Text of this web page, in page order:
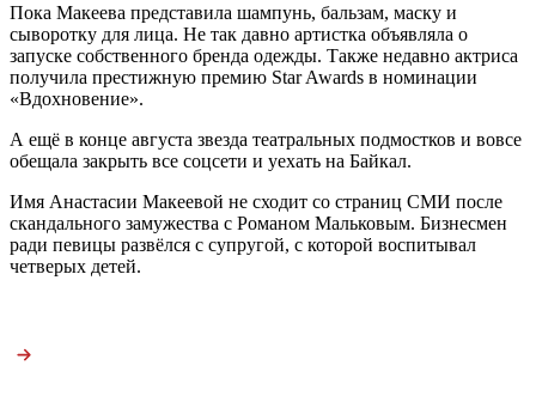
Пока Макеева представила шампунь, бальзам, маску и
сыворотку для лица. Не так давно артистка объявляла о
запуске собственного бренда одежды. Также недавно актриса
получила престижную премию Star Awards в номинации
«Вдохновение».
А ещё в конце августа звезда театральных подмостков и вовсе
обещала закрыть все соцсети и уехать на Байкал.
Имя Анастасии Макеевой не сходит со страниц СМИ после
скандального замужества с Романом Мальковым. Бизнесмен
ради певицы развёлся с супругой, с которой воспитывал
четверых детей.